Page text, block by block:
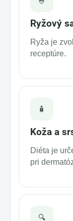
Ryžový
Ryža je
receptúre.
🧴
Koža a
Diéta je
pri
🔍